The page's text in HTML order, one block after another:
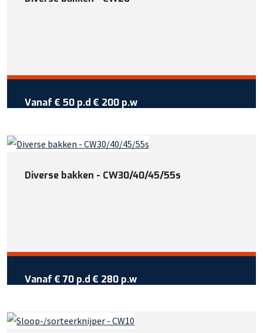
Vanaf € 50 p.d € 200 p.w
machine?
Vanaf € 70 p.d € 280 p.w
machine?
Diverse bakken - CW30/40/45/55s